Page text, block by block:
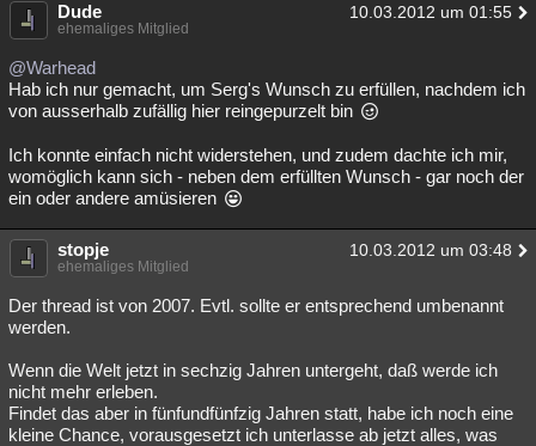
Dude 10.03.2012 um 01:55
ehemaliges Mitglied
@Warhead
Hab ich nur gemacht, um Serg's Wunsch zu erfüllen, nachdem ich
von ausserhalb zufällig hier reingepurzelt bin
Ich konnte einfach nicht widerstehen, und zudem dachte ich mir,
womöglich kann sich - neben dem erfüllten Wunsch - gar noch der
ein oder andere amüsieren
stopje 10.03.2012 um 03:48
ehemaliges Mitglied
Der thread ist von 2007. Evtl. sollte er entsprechend umbenannt
werden.
Wenn die Welt jetzt in sechzig Jahren untergeht, daß werde ich
nicht mehr erleben.
Findet das aber in fünfundfünfzig Jahren statt, habe ich noch eine
kleine Chance, vorausgesetzt ich unterlasse ab jetzt alles, was